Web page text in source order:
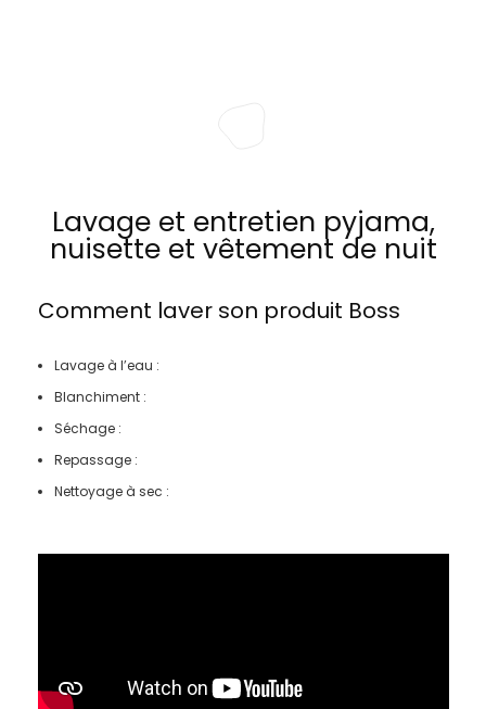
Lavage et entretien pyjama,
nuisette et vêtement de nuit
Comment laver son produit Boss
Lavage à l’eau :
Blanchiment :
Séchage :
Repassage :
Nettoyage à sec :